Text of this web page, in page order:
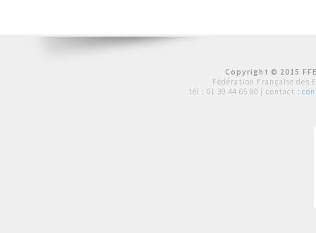
Copyright © 2015
Fédération Française des
tél : 01 39 44 65 80 | contact :